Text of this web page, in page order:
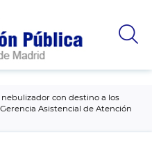
con destino a los
Asistencial de Atención